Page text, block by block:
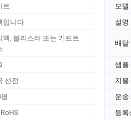
트 모델
입니다 설명
백, 블리스터 또는 기프트
배달
샘플
선전 지불
운송
등록